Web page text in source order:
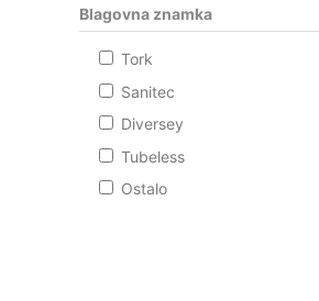
Blagovna znamka
Tork
Sanitec
Diversey
Tubeless
Ostalo